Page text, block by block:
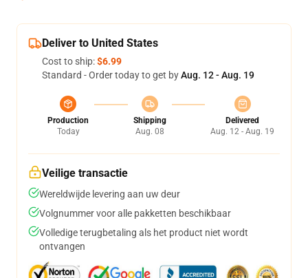
Deliver to United States
Cost to ship:$6.99
Standard - Order today to get byAug. 12 - Aug. 19
Production
Today
Shipping
Aug. 08
Delivered
Aug. 12 - Aug. 19
Veilige transactie
Wereldwijde levering aan uw deur
Volgnummer voor alle pakketten beschikbaar
Volledige terugbetaling als het product niet wordt
ontvangen